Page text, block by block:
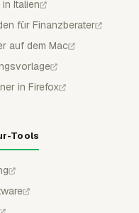
Italien
für Finanzberater
auf dem Mac
in Firefox
Tools